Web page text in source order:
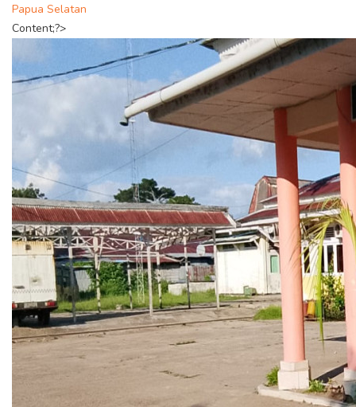
Papua Selatan
Content;?>